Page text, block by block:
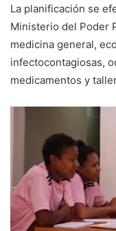
La planificación se
Ministerio del Poder
medicina general,
infectocontagiosas,
medicamentos y